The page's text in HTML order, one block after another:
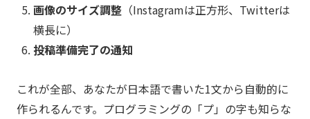
画像のサイズ調整（Instagramは正方形、Twitterは
横長に）
投稿準備完了の通知
これが全部、あなたが日本語で書いた1文から自動的に
作られるんです。プログラミングの「プ」の字も知らな